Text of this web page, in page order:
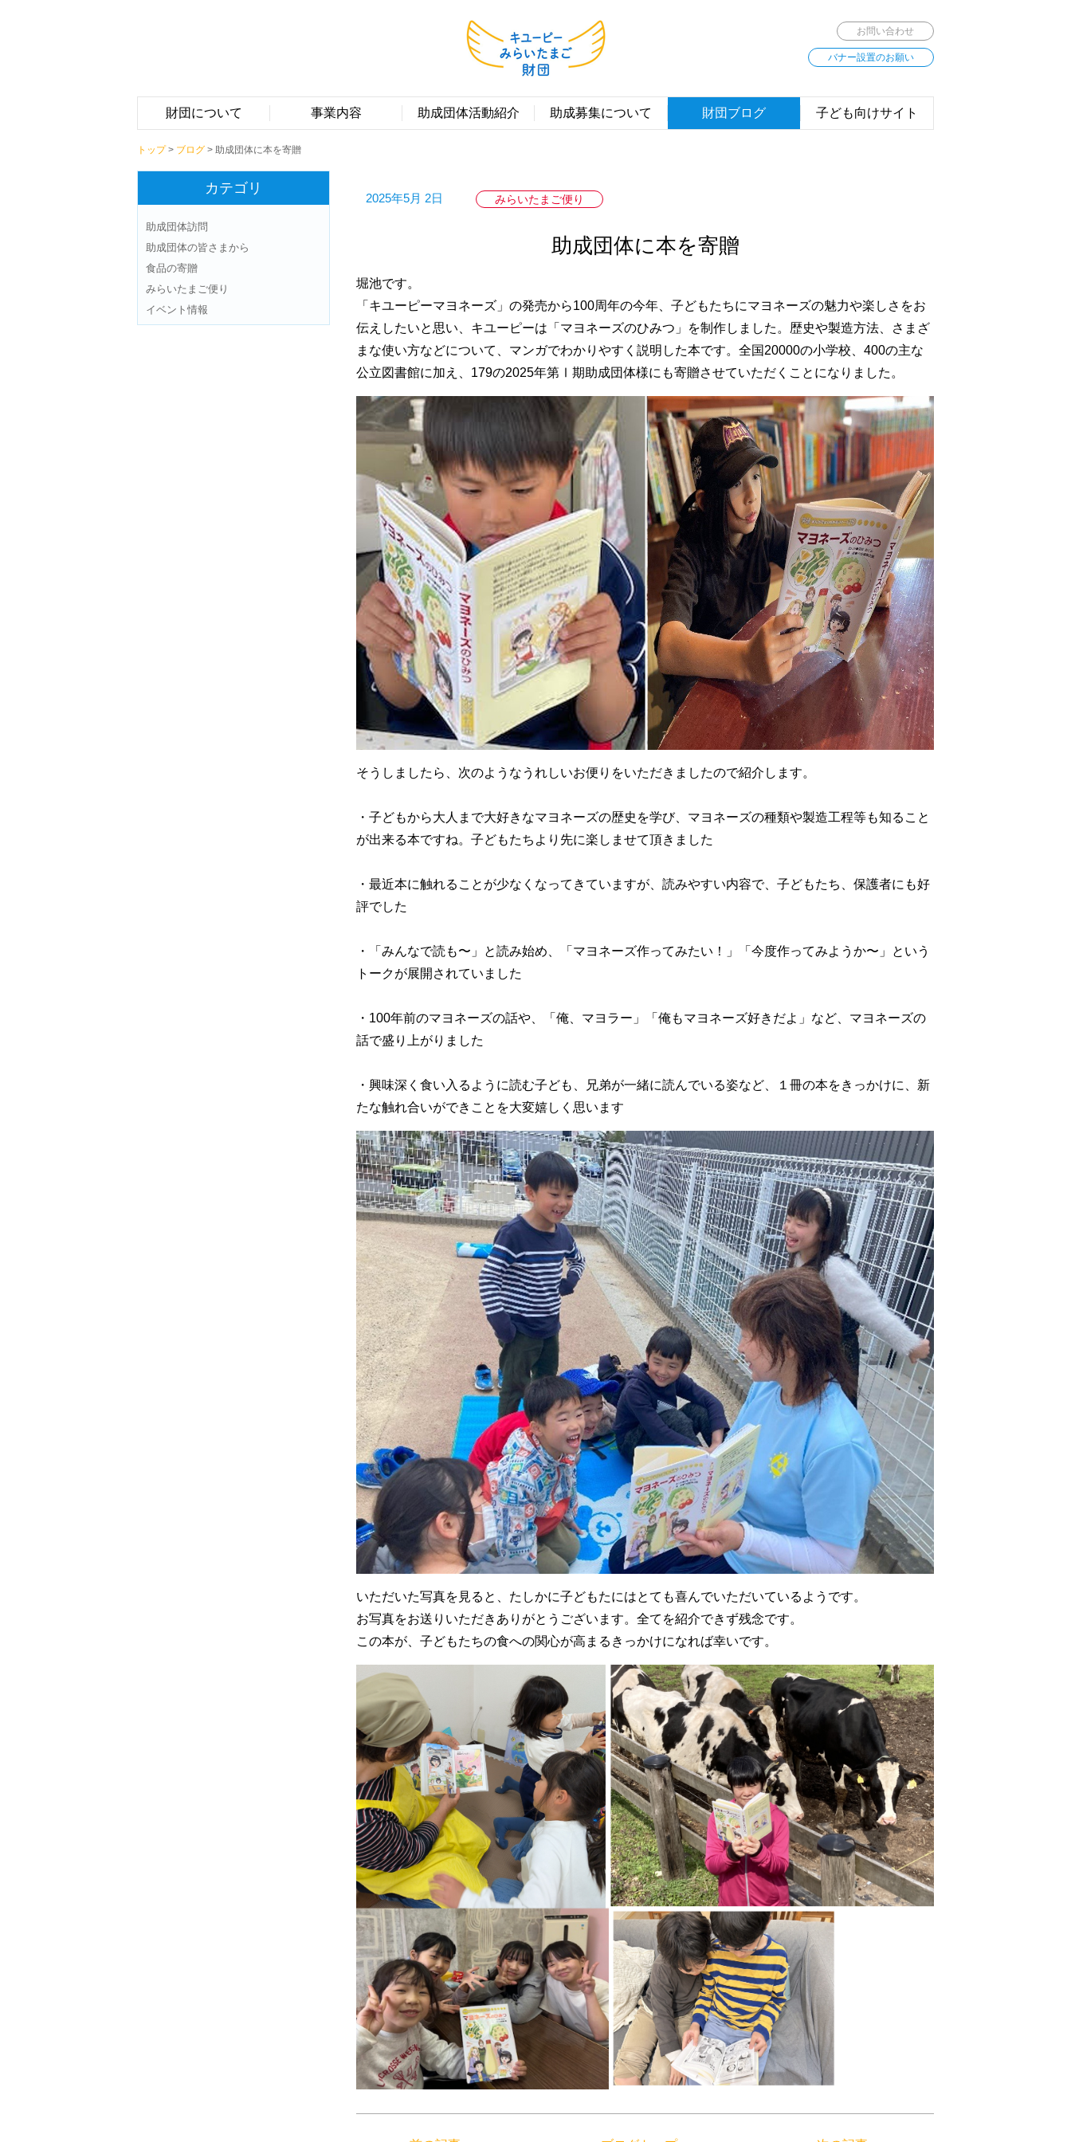
お問い合わせ
バナー設置のお願い
財団について 事業内容 助成団体活動紹介 助成募集について 財団ブログ 子ども向けサイト
トップ> ブログ > 助成団体に本を寄贈
カテゴリ
助成団体訪問
助成団体の皆さまから
食品の寄贈
みらいたまご便り
イベント情報
2025年5月 2日 みらいたまご便り
助成団体に本を寄贈
堀池です。
「キユーピーマヨネーズ」の発売から100周年の今年、子どもたちにマヨネーズの魅力や楽しさをお
伝えしたいと思い、キユーピーは「マヨネーズのひみつ」を制作しました。歴史や製造方法、さまざ
まな使い方などについて、マンガでわかりやすく説明した本です。全国20000の小学校、400の主な
公立図書館に加え、179の2025年第Ⅰ期助成団体様にも寄贈させていただくことになりました。
そうしましたら、次のようなうれしいお便りをいただきましたので紹介します。
・子どもから大人まで大好きなマヨネーズの歴史を学び、マヨネーズの種類や製造工程等も知ること
が出来る本ですね。子どもたちより先に楽しませて頂きました
・最近本に触れることが少なくなってきていますが、読みやすい内容で、子どもたち、保護者にも好
評でした
・「みんなで読も〜」と読み始め、「マヨネーズ作ってみたい！」「今度作ってみようか〜」という
トークが展開されていました
・100年前のマヨネーズの話や、「俺、マヨラー」「俺もマヨネーズ好きだよ」など、マヨネーズの
話で盛り上がりました
・興味深く食い入るように読む子ども、兄弟が一緒に読んでいる姿など、１冊の本をきっかけに、新
たな触れ合いができことを大変嬉しく思います
いただいた写真を見ると、たしかに子どもたにはとても喜んでいただいているようです。
お写真をお送りいただきありがとうございます。全てを紹介できず残念です。
この本が、子どもたちの食への関心が高まるきっかけになれば幸いです。